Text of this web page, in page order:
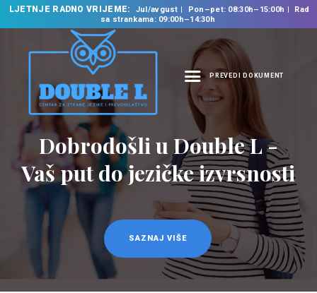
LJETNJE RADNO VRIJEME: Jul/avgust Pon–pet: 08:30h–15:00h
Rad
sa strankama: 09:00h–14:30h
PREVEDI DOKUMENT
NASLOVNA
O NAMA
NAŠE USLUGE
ŠKOLA STRANIH
JEZIKA
PREVODILAČKI BIRO
KURSEVI
NOVOSTI
KONTAKT
Prevodilačke usluge
na 35 jezika
SAZNAJ VIŠE